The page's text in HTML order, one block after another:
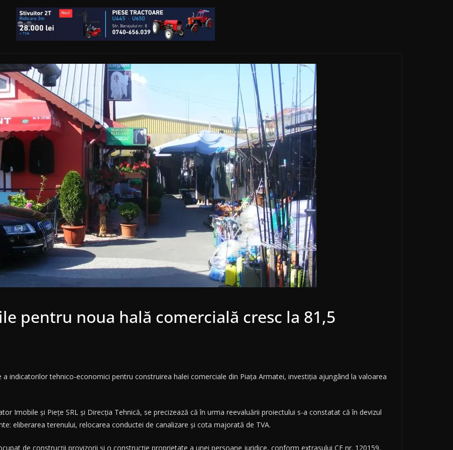
pentru noua hală comercială cresc la 81,5
indicatorilor tehnico-economici pentru construirea halei comerciale din Piața Armatei, investiția ajungând la valoarea
Imobile și Piețe SRL și Direcția Tehnică, se precizează că în urma reevaluării proiectului s-a constatat că în devizul
eliberarea terenului, relocarea conductei de canalizare și cota majorată de TVA.
de construcții provizorii și o construcție proprietate a unei persoane juridice, conform extrasului CF nr. 120159,